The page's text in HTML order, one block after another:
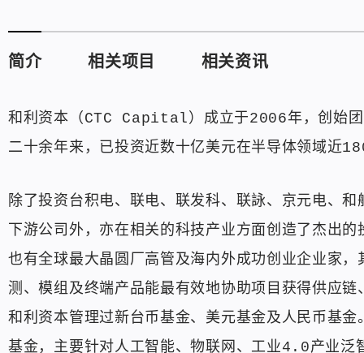
简介 相关项目 相关资讯
和利资本（CTC Capital）成立于2006年，创始团
二十余年来，已投资近数十亿美元在半导体领域近
除了投资台积电、联电、联发科、联詠、京元电、
下游公司外，亦在相关的科技产业方面创造了杰出
也有全球最大晶圆厂高管及海内外成功创业企业家
测、模组及终端产品能最有效地协助项目获得供应
和利资本管理过新台币基金、美元基金及人民币基
基金，主要针对人工智能、物联网、工业4.0产业泛